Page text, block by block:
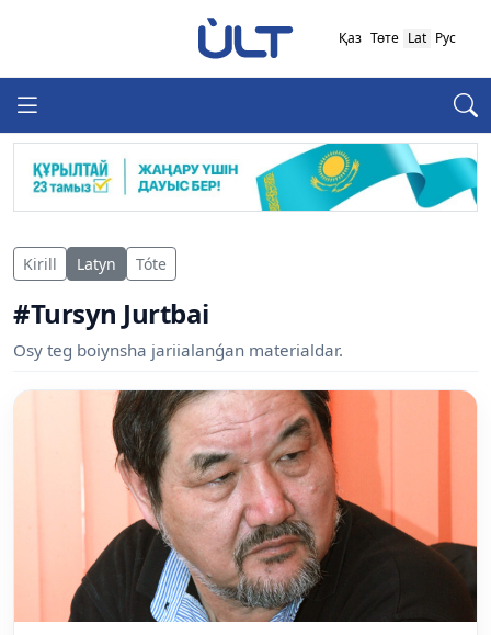
Қаз Төте Lat Рус
Kirill Latyn Tóte
#Tursyn Jurtbai
Osy teg boiynsha jariialanǵan materialdar.